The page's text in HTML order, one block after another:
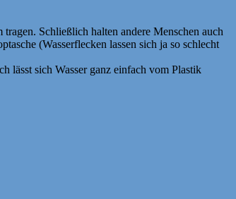
Schließlich halten andere Menschen auch
(Wasserflecken lassen sich ja so schlecht
lässt sich Wasser ganz einfach vom Plastik